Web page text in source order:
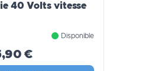
40 Volts vitesse
Disponible
€